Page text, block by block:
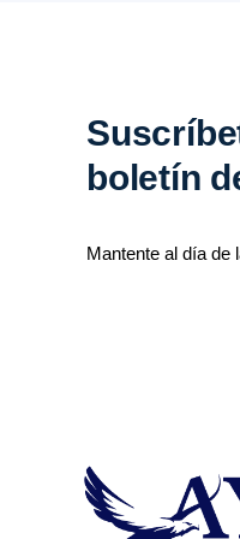
boletín
Mantente al día de